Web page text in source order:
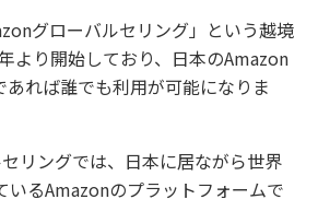
グローバルセリング」という越境
より開始しており、日本のAmazon
あれば誰でも利用が可能になりま
リングでは、日本に居ながら世界
いるAmazonのプラットフォームで